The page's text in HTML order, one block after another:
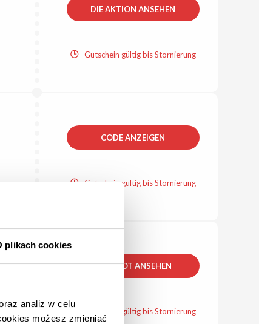
plikach cookies
analiz w celu
możesz zmieniać
DIE AKTION ANSEHEN
Gutschein gültig bis Stornierung
CODE ANZEIGEN
Gutschein gültig bis Stornierung
ANGEBOT ANSEHEN
Gutschein gültig bis Stornierung